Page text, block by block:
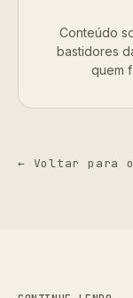
Conteúdo
bastidores
quem
← Voltar para